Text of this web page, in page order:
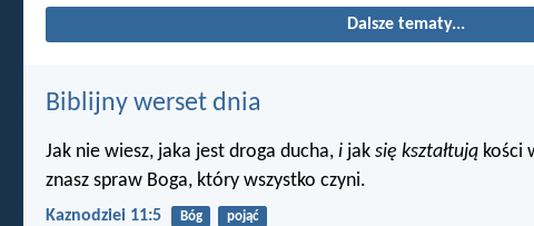
Dalsze tematy...
Biblijny werset dnia
Jak nie wiesz, jaka jest droga ducha, i jak się kształtują kości
znasz spraw Boga, który wszystko czyni.
Kaznodziei 11:5 Bóg pojąć